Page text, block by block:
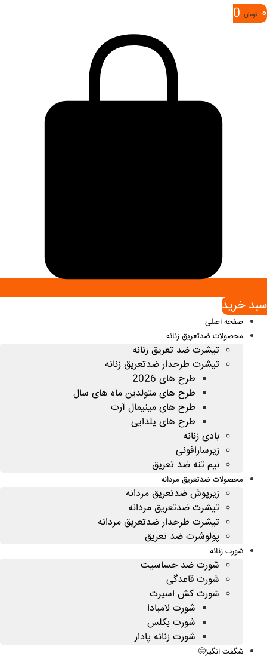
۰ تومان 0
سبد خريد
صفحه اصلی
محصولات ضدتعریق زنانه
تیشرت ضد تعریق زنانه
تیشرت طرحدار ضدتعریق زنانه
طرح های 2026
طرح های متولدین ماه های سال
طرح های مینیمال آرت
طرح های یلدایی
بادی زنانه
زیرسارافونی
نیم تنه ضد تعریق
محصولات ضدتعریق مردانه
زیرپوش ضدتعریق مردانه
تیشرت ضدتعریق مردانه
تیشرت طرحدار ضدتعریق مردانه
پولوشرت ضد تعریق
شورت زنانه
شورت ضد حساسیت
شورت قاعدگی
شورت کش اسپرت
شورت لامبادا
شورت بکلس
شورت زنانه پادار
شگفت انگیز🤩